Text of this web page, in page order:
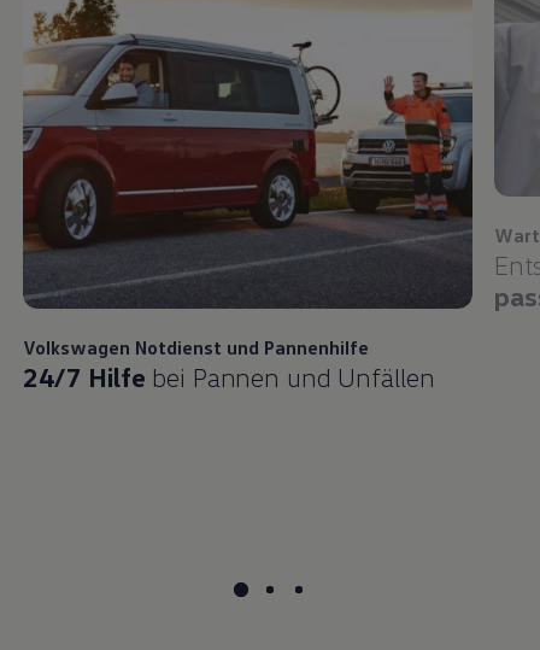
Volkswagen Notdienst und Pannenhilfe
24/7 Hilfe bei Pannen und Unfällen